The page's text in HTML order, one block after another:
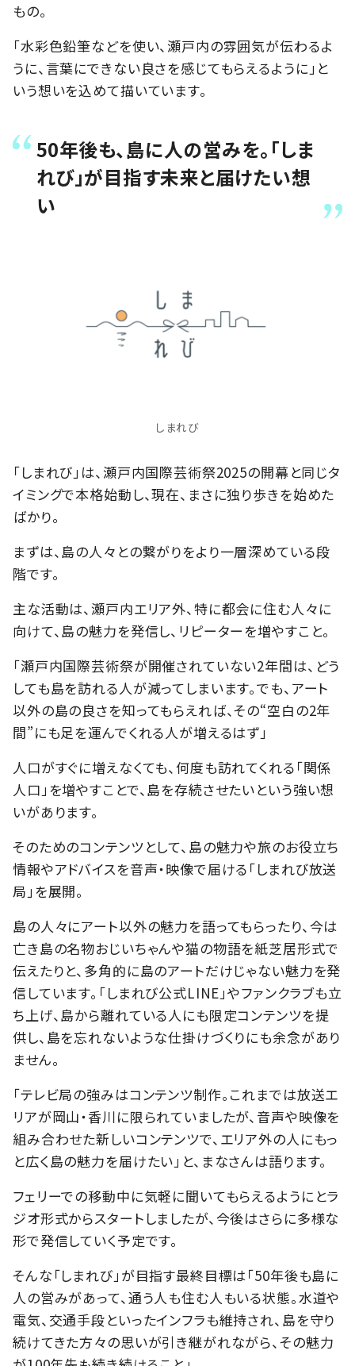
もの。
「水彩色鉛筆などを使い、瀬戸内の雰囲気が伝わるよ
うに、言葉にできない良さを感じてもらえるように」と
いう想いを込めて描いています。
50年後も、島に人の営みを。「しま
れび」が目指す未来と届けたい想
い
しまれび
「しまれび」は、瀬戸内国際芸術祭2025の開幕と同じタ
イミングで本格始動し、現在、まさに独り歩きを始めた
ばかり。
まずは、島の人々との繋がりをより一層深めている段
階です。
主な活動は、瀬戸内エリア外、特に都会に住む人々に
向けて、島の魅力を発信し、リピーターを増やすこと。
「瀬戸内国際芸術祭が開催されていない2年間は、どう
しても島を訪れる人が減ってしまいます。でも、アート
以外の島の良さを知ってもらえれば、その“空白の2年
間”にも足を運んでくれる人が増えるはず」
人口がすぐに増えなくても、何度も訪れてくれる「関係
人口」を増やすことで、島を存続させたいという強い想
いがあります。
そのためのコンテンツとして、島の魅力や旅のお役立ち
情報やアドバイスを音声・映像で届ける「しまれび放送
局」を展開。
島の人々にアート以外の魅力を語ってもらったり、今は
亡き島の名物おじいちゃんや猫の物語を紙芝居形式で
伝えたりと、多角的に島のアートだけじゃない魅力を発
信しています。「しまれび公式LINE」やファンクラブも立
ち上げ、島から離れている人にも限定コンテンツを提
供し、島を忘れないような仕掛けづくりにも余念があり
ません。
「テレビ局の強みはコンテンツ制作。これまでは放送エ
リアが岡山・香川に限られていましたが、音声や映像を
組み合わせた新しいコンテンツで、エリア外の人にもっ
と広く島の魅力を届けたい」と、まなさんは語ります。
フェリーでの移動中に気軽に聞いてもらえるようにとラ
ジオ形式からスタートしましたが、今後はさらに多様な
形で発信していく予定です。
そんな「しまれび」が目指す最終目標は「50年後も島に
人の営みがあって、通う人も住む人もいる状態。水道や
電気、交通手段といったインフラも維持され、島を守り
続けてきた方々の思いが引き継がれながら、その魅力